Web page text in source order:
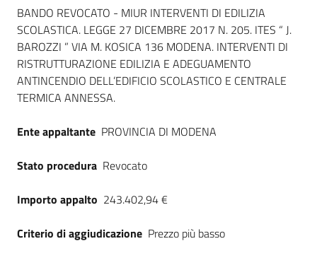
site
Seguici
su
Dati del bando
BANDO REVOCATO - MIUR INTERVENTI DI EDILIZIA
SCOLASTICA. LEGGE 27 DICEMBRE 2017 N. 205. ITES “ J.
BAROZZI ” VIA M. KOSICA 136 MODENA. INTERVENTI DI
RISTRUTTURAZIONE EDILIZIA E ADEGUAMENTO
ANTINCENDIO DELL’EDIFICIO SCOLASTICO E CENTRALE
TERMICA ANNESSA.
Ente appaltante PROVINCIA DI MODENA
Stato procedura Revocato
Importo appalto 243.402,94 €
Criterio di aggiudicazione Prezzo più basso